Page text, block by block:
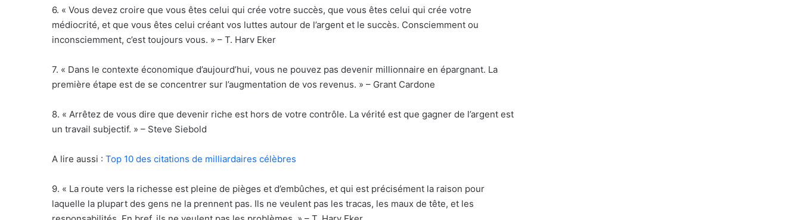
6. « Vous devez croire que vous êtes celui qui crée votre succès, que vous êtes celui qui crée votre
médiocrité, et que vous êtes celui créant vos luttes autour de l’argent et le succès. Consciemment ou
inconsciemment, c’est toujours vous. » – T. Harv Eker
7. « Dans le contexte économique d’aujourd’hui, vous ne pouvez pas devenir millionnaire en épargnant. La
première étape est de se concentrer sur l’augmentation de vos revenus. » – Grant Cardone
8. « Arrêtez de vous dire que devenir riche est hors de votre contrôle. La vérité est que gagner de l’argent est
un travail subjectif. » – Steve Siebold
A lire aussi : Top 10 des citations de milliardaires célèbres
9. « La route vers la richesse est pleine de pièges et d’embûches, et qui est précisément la raison pour
laquelle la plupart des gens ne la prennent pas. Ils ne veulent pas les tracas, les maux de tête, et les